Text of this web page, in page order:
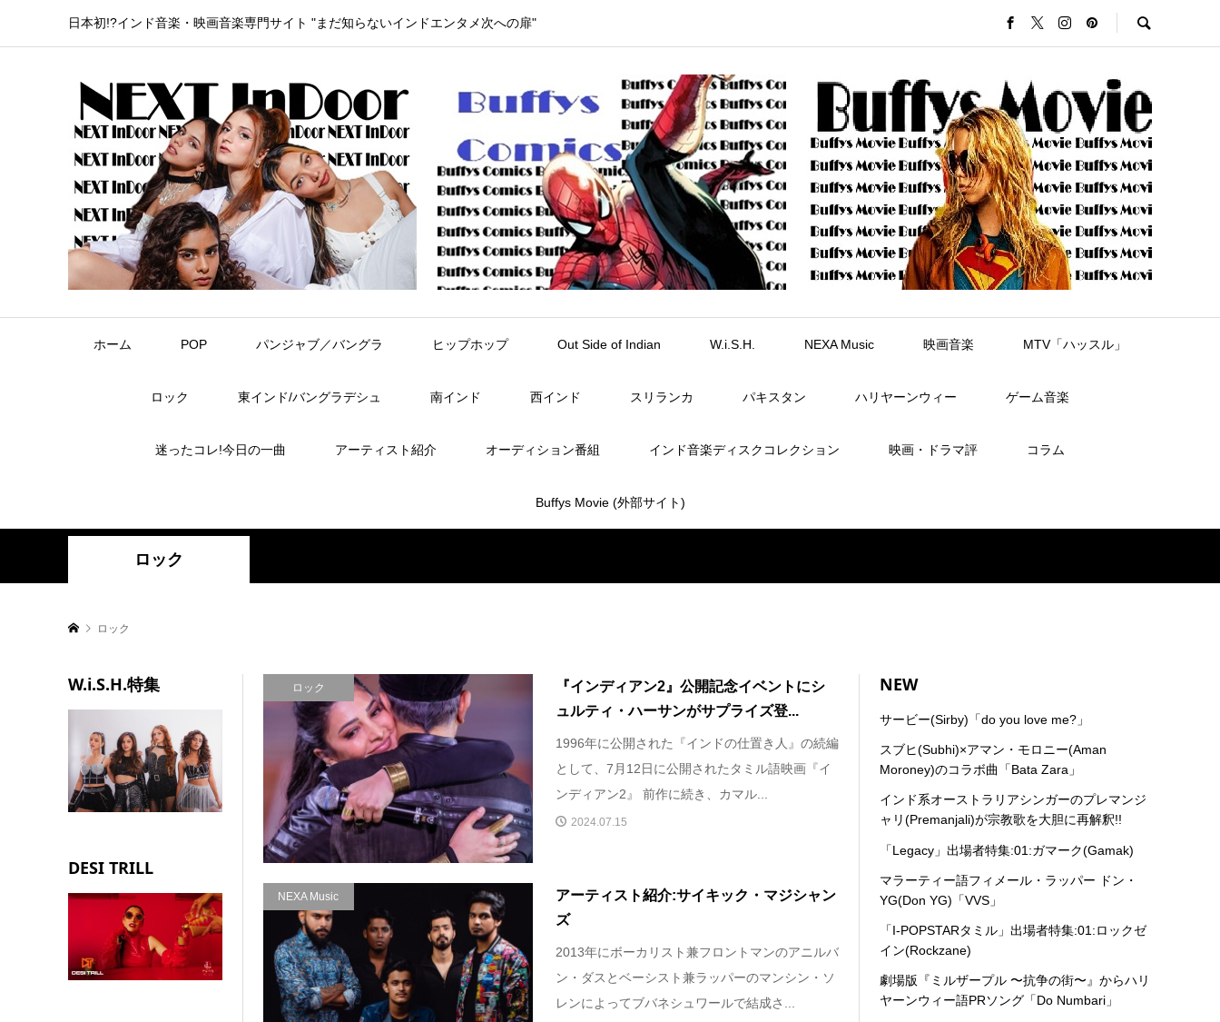
日本初!?インド音楽・映画音楽専門サイト "まだ知らないインドエンタメ次への扉"
ホーム POP パンジャブ／バングラ ヒップホップ Out Side of Indian W.i.S.H. NEXA Music 映画音楽 MTV「ハッスル」
ロック 東インド/バングラデシュ 南インド 西インド スリランカ パキスタン ハリヤーンウィー ゲーム音楽
迷ったコレ!今日の一曲 アーティスト紹介 オーディション番組 インド音楽ディスクコレクション 映画・ドラマ評 コラム
Buffys Movie (外部サイト)
ロック
ロック
ロック
『インディアン2』公開記念イベントにシ
ュルティ・ハーサンがサプライズ登...
1996年に公開された『インドの仕置き人』の続編
として、7月12日に公開されたタミル語映画『イ
ンディアン2』 前作に続き、カマル...
2024.07.15
NEXA Music
アーティスト紹介:サイキック・マジシャン
ズ
2013年にボーカリスト兼フロントマンのアニルバ
ン・ダスとベーシスト兼ラッパーのマンシン・ソ
レンによってブバネシュワールで結成さ...
W.i.S.H.特集
DESI TRILL
NEW
サービー(Sirby)「do you love me?」
スブヒ(Subhi)×アマン・モロニー(Aman
Moroney)のコラボ曲「Bata Zara」
インド系オーストラリアシンガーのプレマンジ
ャリ(Premanjali)が宗教歌を大胆に再解釈!!
「Legacy」出場者特集:01:ガマーク(Gamak)
マラーティー語フィメール・ラッパー ドン・
YG(Don YG)「VVS」
「I-POPSTARタミル」出場者特集:01:ロックゼ
イン(Rockzane)
劇場版『ミルザープル 〜抗争の街〜』からハリ
ヤーンウィー語PRソング「Do Numbari」